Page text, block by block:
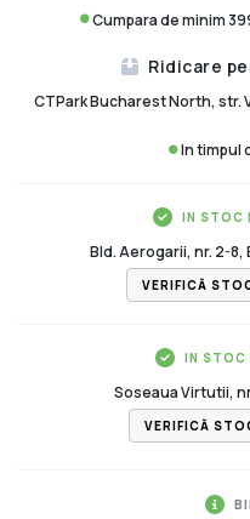
Cumpara de minim
Ridicare
CTPark Bucharest North, str.
In timpul
IN STOC
Bld. Aerogarii, nr. 2-
VERIFICĂ
IN STOC
Soseaua Virtutii,
VERIFICĂ